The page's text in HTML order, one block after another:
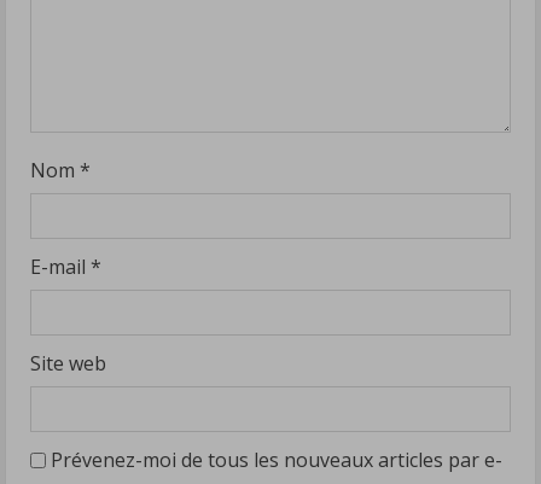
Nom *
E-mail *
Site web
Prévenez-moi de tous les nouveaux articles par e-